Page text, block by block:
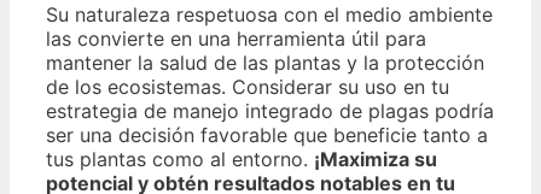
Su naturaleza respetuosa con el medio ambiente
las convierte en una herramienta útil para
mantener la salud de las plantas y la protección
de los ecosistemas. Considerar su uso en tu
estrategia de manejo integrado de plagas podría
ser una decisión favorable que beneficie tanto a
tus plantas como al entorno. ¡Maximiza su
potencial y obtén resultados notables en tu